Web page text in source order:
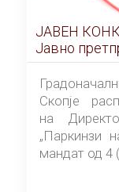
ЈАВЕН КОНКУРС за избор на
Јавно претпријатие
Центар“ –
Скопје
на
„Паркинзи
мандат од 4